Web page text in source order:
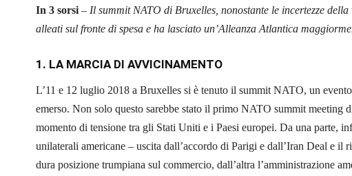
In 3 sorsi – Il summit NATO di Bruxelles, nonostante le incertezze
alleati sul fronte di spesa e ha lasciato un’Alleanza Atlantica
1. LA MARCIA DI AVVICINAMENTO
L’11 e 12 luglio 2018 a Bruxelles si è tenuto il summit NATO, un
emerso. Non solo questo sarebbe stato il primo NATO summit meeting
momento di tensione tra gli Stati Uniti e i Paesi europei. Da una parte,
unilaterali americane – uscita dall’accordo di Parigi e dall’Iran Deal e il
dura posizione trumpiana sul commercio, dall’altra l’amministrazione